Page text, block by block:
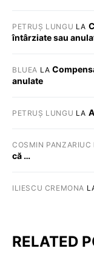
PETRUȘ LUNGU LA
întârziate sau
BLUEA LA
anulate
PETRUȘ LUNGU LA
COSMIN PANZARIUC
că …
ILIESCU CREMONA
RELATED